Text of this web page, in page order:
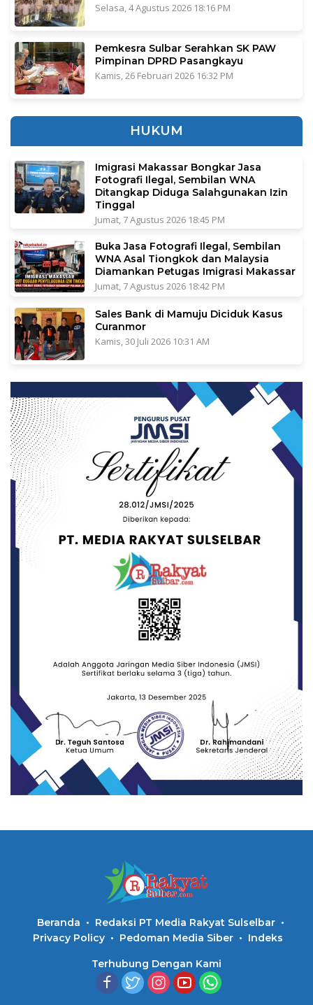
Selasa, 4 Agustus 2026 18:16 PM
Pemkesra Sulbar Serahkan SK PAW
Pimpinan DPRD Pasangkayu
Kamis, 26 Februari 2026 16:32 PM
HUKUM
Imigrasi Makassar Bongkar Jasa
Fotografi Ilegal, Sembilan WNA
Ditangkap Diduga Salahgunakan Izin
Tinggal
Jumat, 7 Agustus 2026 18:45 PM
Buka Jasa Fotografi Ilegal, Sembilan
WNA Asal Tiongkok dan Malaysia
Diamankan Petugas Imigrasi Makassar
Jumat, 7 Agustus 2026 18:42 PM
Sales Bank di Mamuju Diciduk Kasus
Curanmor
Kamis, 30 Juli 2026 10:31 AM
Beranda
Redaksi PT Media Rakyat Sulselbar
Privacy Policy
Pedoman Media Siber Indeks
Terhubung Dengan Kami